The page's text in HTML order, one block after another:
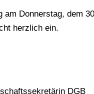
Donnerstag, dem
herzlich ein.
DGB